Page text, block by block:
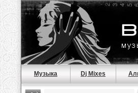
Музыка Dj Mixes